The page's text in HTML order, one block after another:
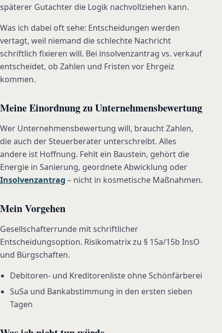
späterer Gutachter die Logik nachvollziehen kann.
Was ich dabei oft sehe: Entscheidungen werden
vertagt, weil niemand die schlechte Nachricht
schriftlich fixieren will. Bei insolvenzantrag vs. verkauf
entscheidet, ob Zahlen und Fristen vor Ehrgeiz
kommen.
Meine Einordnung zu Unternehmensbewertung
Wer Unternehmensbewertung will, braucht Zahlen,
die auch der Steuerberater unterschreibt. Alles
andere ist Hoffnung. Fehlt ein Baustein, gehört die
Energie in Sanierung, geordnete Abwicklung oder
Insolvenzantrag – nicht in kosmetische Maßnahmen.
Mein Vorgehen
Gesellschafterrunde mit schriftlicher
Entscheidungsoption. Risikomatrix zu § 15a/15b InsO
und Bürgschaften.
Debitoren- und Kreditorenliste ohne Schönfärberei
SuSa und Bankabstimmung in den ersten sieben
Tagen